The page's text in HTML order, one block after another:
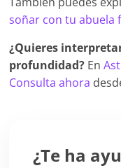
soñar con tu abuela
¿Quieres
profundidad? En
Consulta ahora
¿Te ha